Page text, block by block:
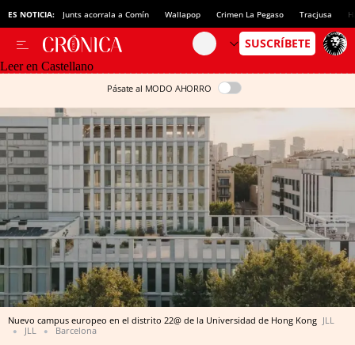
ES NOTICIA: Junts acorrala a Comín Wallapop Crimen La Pegaso Tracjusa
Leer en Castellano
Pásate al MODO AHORRO
Nuevo campus europeo en el distrito 22@ de la Universidad de Hong Kong JLL
JLL
Barcelona